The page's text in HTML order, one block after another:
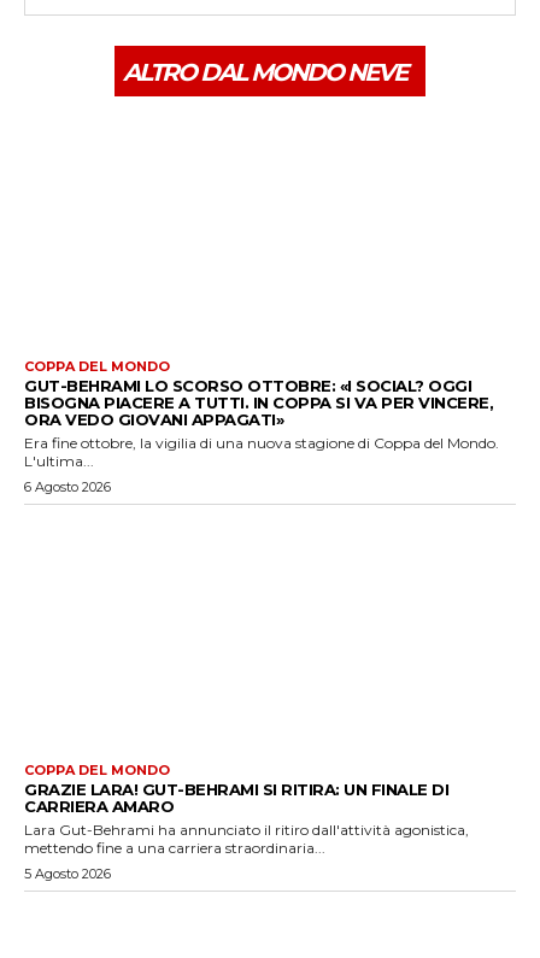
ALTRO DAL MONDO NEVE
COPPA DEL MONDO
GUT-BEHRAMI LO SCORSO OTTOBRE: «I SOCIAL? OGGI
BISOGNA PIACERE A TUTTI. IN COPPA SI VA PER VINCERE,
ORA VEDO GIOVANI APPAGATI»
Era fine ottobre, la vigilia di una nuova stagione di Coppa del Mondo.
L'ultima...
6 Agosto 2026
COPPA DEL MONDO
GRAZIE LARA! GUT-BEHRAMI SI RITIRA: UN FINALE DI
CARRIERA AMARO
Lara Gut-Behrami ha annunciato il ritiro dall'attività agonistica,
mettendo fine a una carriera straordinaria...
5 Agosto 2026